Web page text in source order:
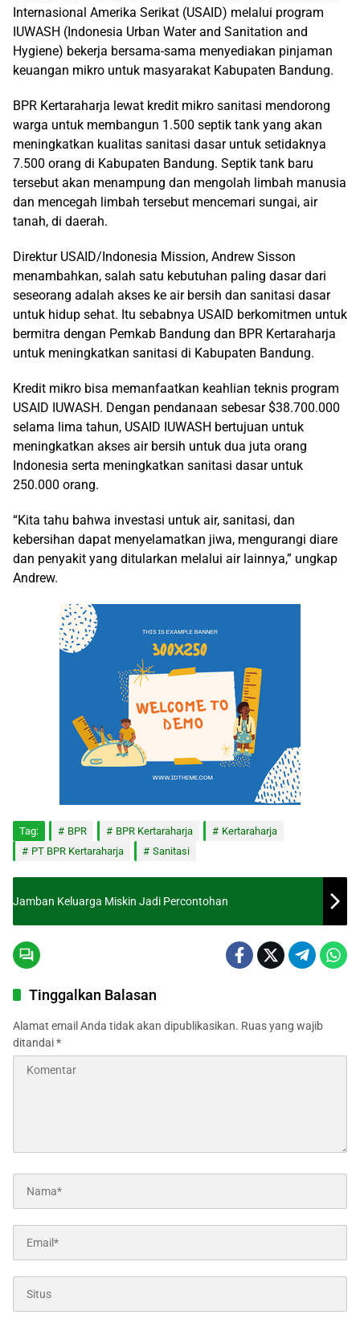
Internasional Amerika Serikat (USAID) melalui program
IUWASH (Indonesia Urban Water and Sanitation and
Hygiene) bekerja bersama-sama menyediakan pinjaman
keuangan mikro untuk masyarakat Kabupaten Bandung.
BPR Kertaraharja lewat kredit mikro sanitasi mendorong
warga untuk membangun 1.500 septik tank yang akan
meningkatkan kualitas sanitasi dasar untuk setidaknya
7.500 orang di Kabupaten Bandung. Septik tank baru
tersebut akan menampung dan mengolah limbah manusia
dan mencegah limbah tersebut mencemari sungai, air
tanah, di daerah.
Direktur USAID/Indonesia Mission, Andrew Sisson
menambahkan, salah satu kebutuhan paling dasar dari
seseorang adalah akses ke air bersih dan sanitasi dasar
untuk hidup sehat. Itu sebabnya USAID berkomitmen untuk
bermitra dengan Pemkab Bandung dan BPR Kertaraharja
untuk meningkatkan sanitasi di Kabupaten Bandung.
Kredit mikro bisa memanfaatkan keahlian teknis program
USAID IUWASH. Dengan pendanaan sebesar $38.700.000
selama lima tahun, USAID IUWASH bertujuan untuk
meningkatkan akses air bersih untuk dua juta orang
Indonesia serta meningkatkan sanitasi dasar untuk
250.000 orang.
“Kita tahu bahwa investasi untuk air, sanitasi, dan
kebersihan dapat menyelamatkan jiwa, mengurangi diare
dan penyakit yang ditularkan melalui air lainnya,” ungkap
Andrew.
Tag: BPR BPR Kertaraharja
Kertaraharja
PT BPR Kertaraharja
Sanitasi
Jamban Keluarga Miskin Jadi Percontohan
Tinggalkan Balasan
Alamat email Anda tidak akan dipublikasikan. Ruas yang wajib
ditandai*